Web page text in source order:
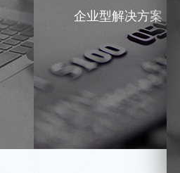
企业型解决方案